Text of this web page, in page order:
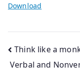
Download
Post
Think like a
Verbal and